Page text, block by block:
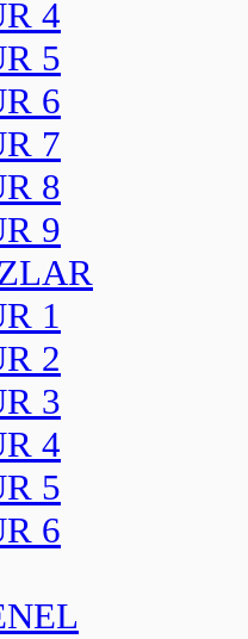
4
5
6
7
8
9
1
2
3
4
5
6